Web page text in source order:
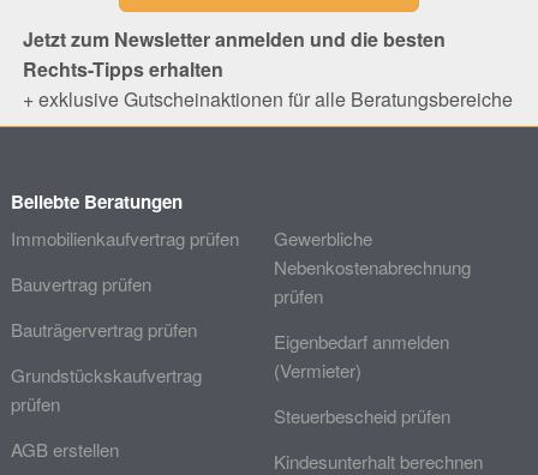
Jetzt zum Newsletter anmelden und die besten
Rechts-Tipps erhalten
+ exklusive Gutscheinaktionen für alle Beratungsbereiche
Beliebte Beratungen
Immobilienkaufvertrag prüfen
Bauvertrag prüfen
Bauträgervertrag prüfen
Grundstückskaufvertrag
prüfen
AGB erstellen
Gewerbliche
Nebenkostenabrechnung
prüfen
Eigenbedarf anmelden
(Vermieter)
Steuerbescheid prüfen
Kindesunterhalt berechnen